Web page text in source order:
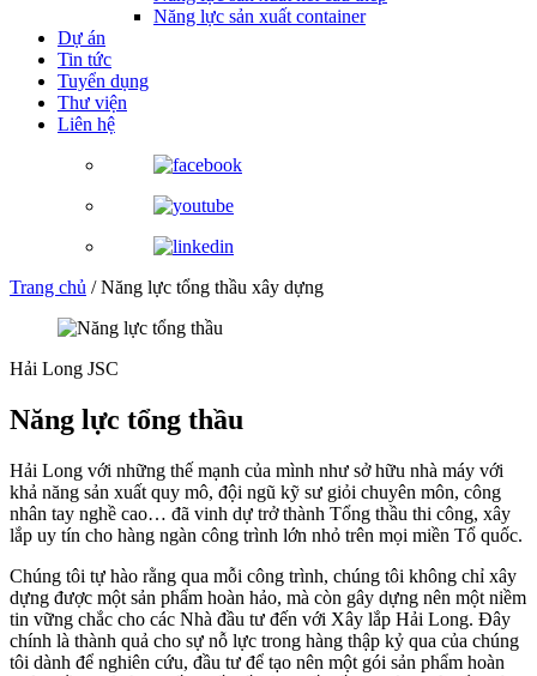
Năng lực sản xuất container
Dự án
Tin tức
Tuyển dụng
Thư viện
Liên hệ
Trang chủ /Năng lực tổng thầu xây dựng
Hải Long JSC
Năng lực tổng thầu
Hải Long với những thế mạnh của mình như sở hữu nhà máy với
khả năng sản xuất quy mô, đội ngũ kỹ sư giỏi chuyên môn, công
nhân tay nghề cao… đã vinh dự trở thành Tổng thầu thi công, xây
lắp uy tín cho hàng ngàn công trình lớn nhỏ trên mọi miền Tổ quốc.
Chúng tôi tự hào rằng qua mỗi công trình, chúng tôi không chỉ xây
dựng được một sản phẩm hoàn hảo, mà còn gây dựng nên một niềm
tin vững chắc cho các Nhà đầu tư đến với Xây lắp Hải Long. Đây
chính là thành quả cho sự nỗ lực trong hàng thập kỷ qua của chúng
tôi dành để nghiên cứu, đầu tư để tạo nên một gói sản phẩm hoàn